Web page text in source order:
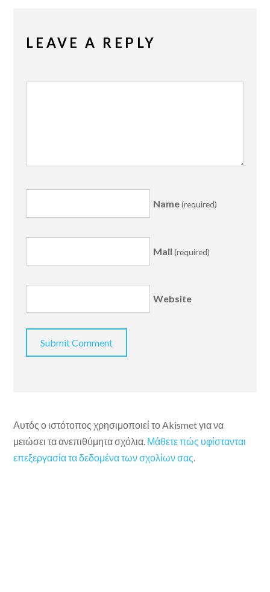
LEAVE A REPLY
Name(required)
Mail (required)
Website
Αυτός ο ιστότοπος χρησιμοποιεί το Akismet για να
μειώσει τα ανεπιθύμητα σχόλια. Μάθετε πώς υφίστανται
επεξεργασία τα δεδομένα των σχολίων σας.